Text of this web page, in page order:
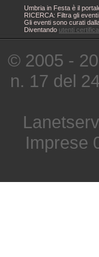
Umbria in Festa è il
RICERCA: Filtra gli
Gli eventi sono curati
Diventando utenti
© 2005 -
n. 17 del
Imprese